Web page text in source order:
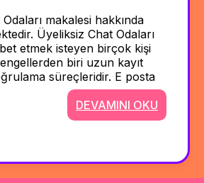
makalesi hakkında
Üyeliksiz Chat Odaları
etmek isteyen birçok kişi
biri uzun kayıt
süreçleridir. E posta
DEVAMINI OKU